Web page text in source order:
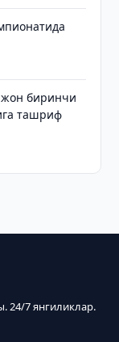
биринчи
ташриф
24/7 янгиликлар.